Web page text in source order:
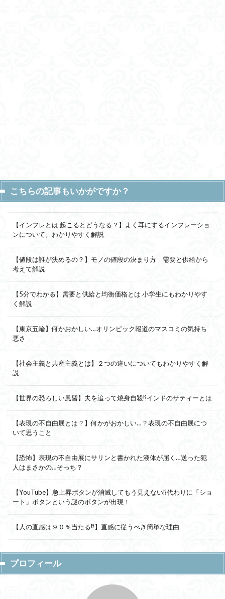
こちらの記事もいかがですか？
【インフレとは 起こるとどうなる？】よく耳にするインフレーショ
ンについて。わかりやすく解説
【値段は誰が決めるの？】モノの値段の決まり方 需要と供給から
考えて解説
【5分でわかる】需要と供給と均衡価格とは 小学生にもわかりやす
く解説
【東京五輪】何かおかしい…オリンピック報道のマスコミの気持ち
悪さ
【社会主義と共産主義とは】２つの違いについてもわかりやすく解
説
【世界の恐ろしい風習】夫を追って焼身自殺⁉インドのサティーとは
【表現の不自由展とは？】何かがおかしい…？表現の不自由展につ
いて思うこと
【恐怖】表現の不自由展にサリンと書かれた液体が届く…送った犯
人はまさかの…そっち？
【YouTube】急上昇ボタンが消滅してもう見えない⁉代わりに「ショ
ート」ボタンという謎のボタンが出現！
【人の直感は９０％当たる⁉】直感に従うべき簡単な理由
プロフィール